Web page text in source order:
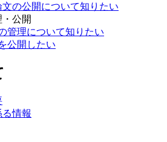
文の公開について知りたい
公開
管理について知りたい
公開したい
情報